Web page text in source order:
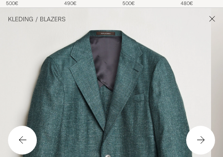
500€
Blazer Dark
490€ 500€ 480€
KLEDING / BLAZERS